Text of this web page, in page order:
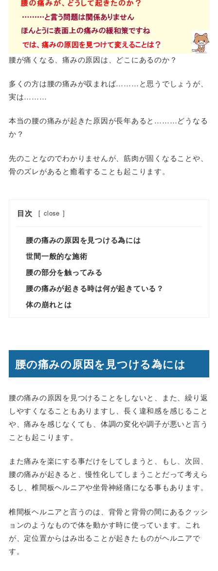
腰が痛くなる、痛みの原因は、どこにあるのか？
多くの方は腰の痛みが収まれば………と思うでしょうが、
実は………
本当の腰の痛みが起きた原因が長年あると………どうなる
か？
先のことなのでわかりませんが、筋肉が固くなることや、
骨のズレがあると癒着することも起こります。
目次 [ close ]
腰の痛みの原因を見つける為には
世間一般的な施術
腰の部分を触ってみる
腰の痛みが起きる時は何が起きている？
体の崩れとは
腰の痛みの原因を見つける為には
腰の痛みの原因を見つけることをしないと、また、繰り返
しやすくなることもありますし、長く違和感を感じること
や、痛みを感じなくても、体調の変化や調子が悪いと言う
ことも起こります。
また痛みを楽にする事だけをしてしまうと、もし、次回、
腰の痛みが起きると、慢性化してしまうことだって考えら
るし、椎間板ヘルニアや坐骨神経痛になる事もあります。
椎間板ヘルニアと言うのは、背骨と背骨の間にあるクッシ
ョンのようなもので体を動かす時に使っています。これ
が、定位置からはみ出ることが起きたものがヘルニアで
す。